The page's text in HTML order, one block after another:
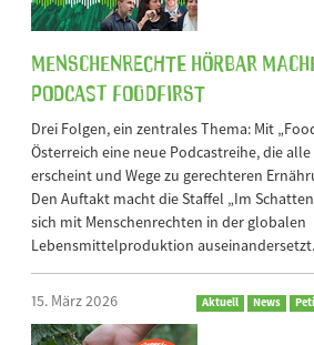
Menschenrechte hörbar
Podcast FoodFirst
Drei Folgen, ein zentrales Thema: Mit
Österreich eine neue Podcastreihe, die
erscheint und Wege zu gerechteren
Den Auftakt macht die Staffel „Im
sich mit Menschenrechten in der globalen
Lebensmittelproduktion auseinandersetzt.
15. März 2026 Aktuell News